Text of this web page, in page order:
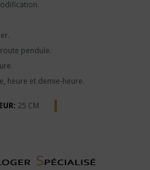
pendule.
heure et demie-heure.
25 CM